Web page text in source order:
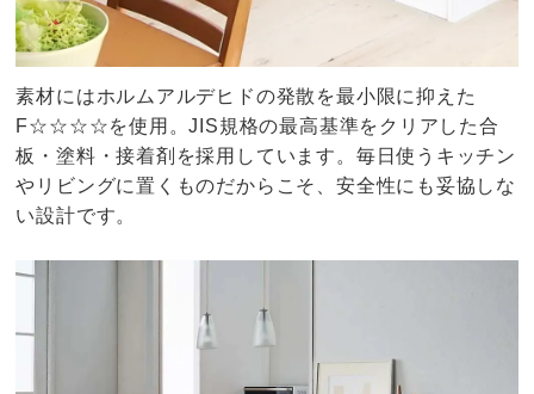
素材にはホルムアルデヒドの発散を最小限に抑えた
F☆☆☆☆を使用。JIS規格の最高基準をクリアした合
板・塗料・接着剤を採用しています。毎日使うキッチン
やリビングに置くものだからこそ、安全性にも妥協しな
い設計です。